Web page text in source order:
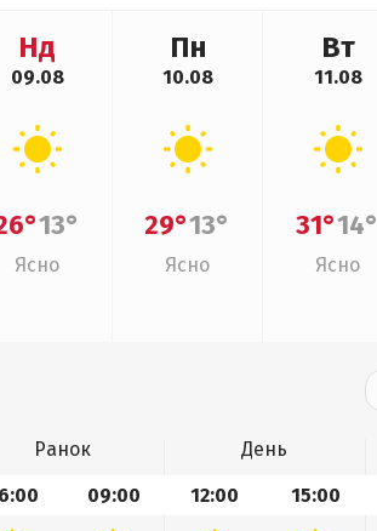
Нд
09.08
13°
Ясно
Пн
10.08
29°13°
Ясно
Вт
11.08
31°14°
Ясно
Ранок День
09:00 12:00 15:00